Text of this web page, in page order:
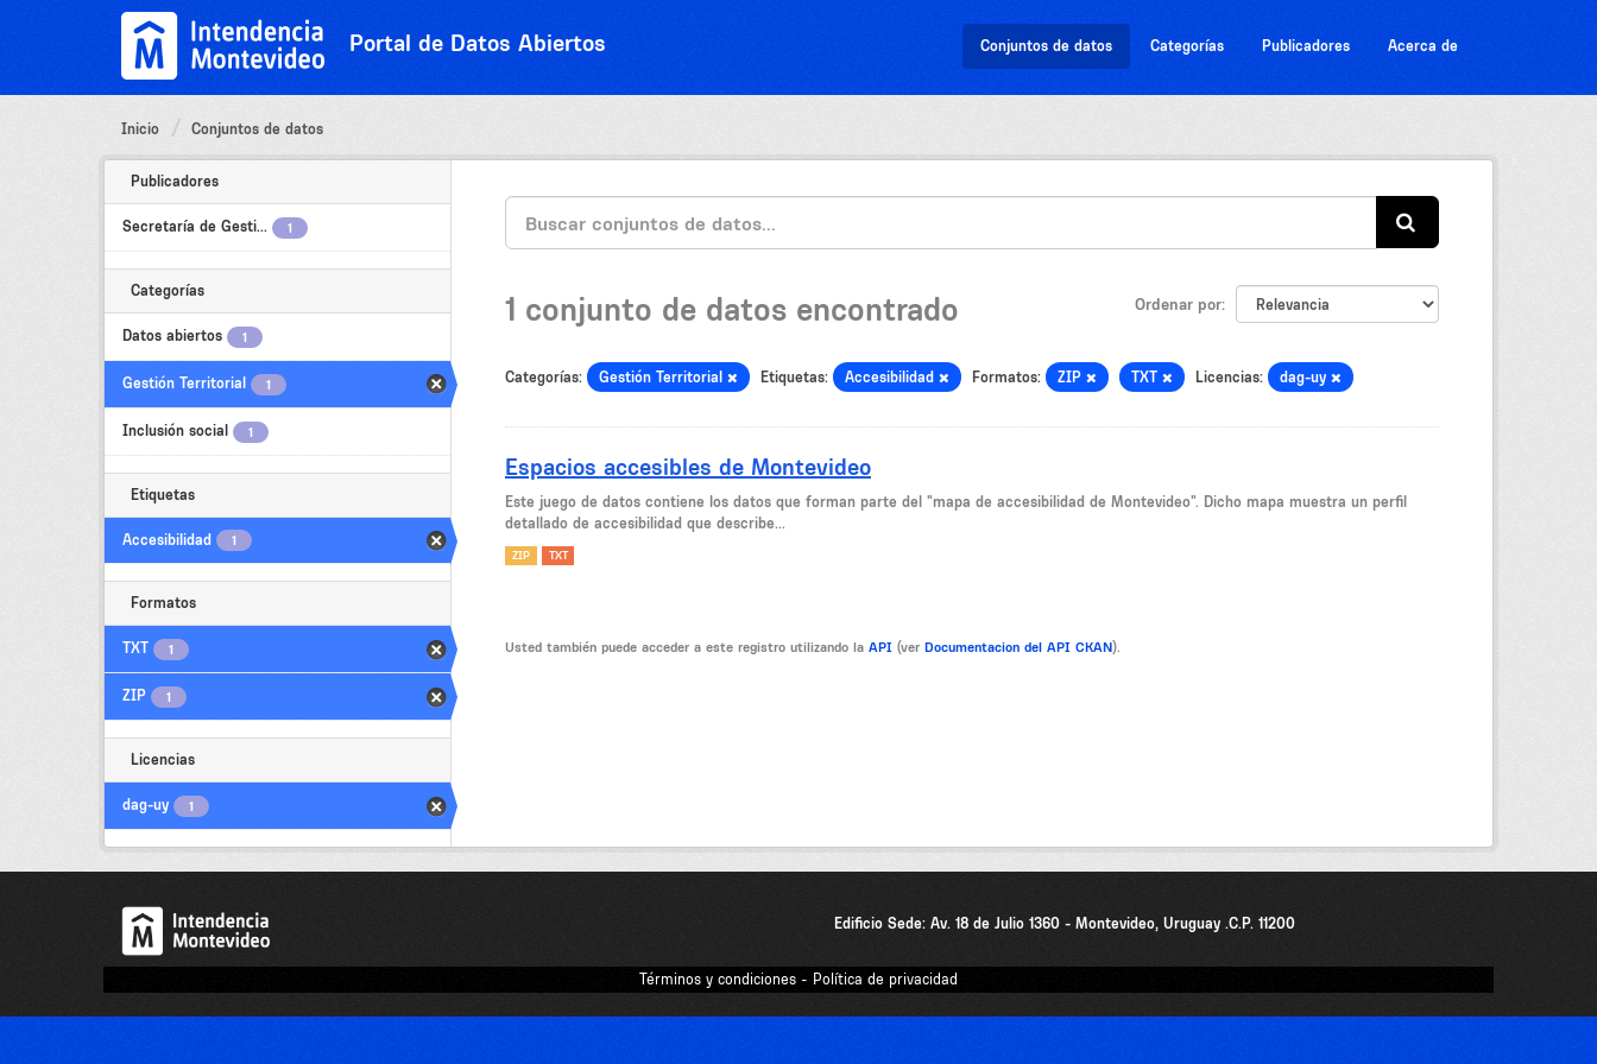
Portal de Datos Abiertos Conjuntos de datos Categorías Publicadores Acerca de
Inicio Conjuntos de datos
Publicadores
Secretaría de Gesti... 1
Categorías
Datos abiertos 1
Gestión Territorial 1
Inclusión social 1
Etiquetas
Accesibilidad 1
Formatos
TXT 1
ZIP 1
Licencias
dag-uy 1
Ordenar por
1 conjunto de datos encontrado
Categorías: Gestión Territorial Etiquetas: Accesibilidad Formatos: ZIP TXT Licencias: dag-uy
Espacios accesibles de Montevideo
Este juego de datos contiene los datos que forman parte del "mapa de accesibilidad de Montevideo". Dicho mapa muestra un perfil
detallado de accesibilidad que describe...
ZIP TXT
Usted también puede acceder a este registro utilizando la API (ver Documentacion del API CKAN).
Edificio Sede: Av. 18 de Julio 1360 - Montevideo, Uruguay .C.P. 11200
Términos y condiciones - Política de privacidad